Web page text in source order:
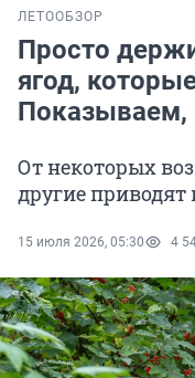
ЛЕТООБЗОР
Просто
ягод,
Показываем,
От некоторых
другие приводят
15 июля 2026, 05:30 4